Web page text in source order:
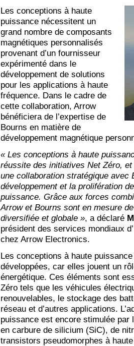
Les conceptions à haute
puissance nécessitent un
grand nombre de composants
magnétiques personnalisés
provenant d’un fournisseur
expérimenté dans le
développement de solutions
pour les applications à haute
fréquence. Dans le cadre de
cette collaboration, Arrow
bénéficiera de l’expertise de
Bourns en matière de
développement magnétique
« Les conceptions à haute
réussite des initiatives Net Zéro,
une collaboration stratégique avec
développement et la prolifération
puissance. Grâce aux forces
Arrow et Bourns sont en mesure
diversifiée et globale », a déclaré
président des services mondiaux
chez Arrow Electronics.
Les conceptions à haute
développées, car elles jouent un
énergétique. Ces éléments sont
Zéro tels que les véhicules
renouvelables, le stockage des
réseau et d’autres applications.
puissance est encore stimulée par
en carbure de silicium (SiC), de
transistors pseudomorphes à